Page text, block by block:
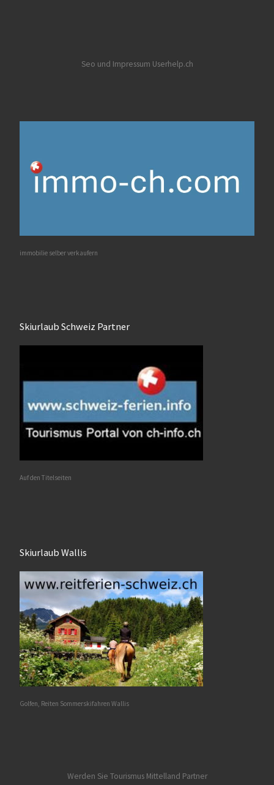
Seo und Impressum Userhelp.ch
immobilie selber verkaufern
Skiurlaub Schweiz Partner
Auf den Titelseiten
Skiurlaub Wallis
Golfen, Reiten Sommerskifahren Wallis
Werden Sie Tourismus Mittelland Partner